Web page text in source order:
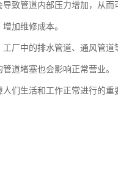
致管道内部压力增加，从而
加维修成本。
厂中的排水管道、通风管
道堵塞也会影响正常营业。
们生活和工作正常进行的